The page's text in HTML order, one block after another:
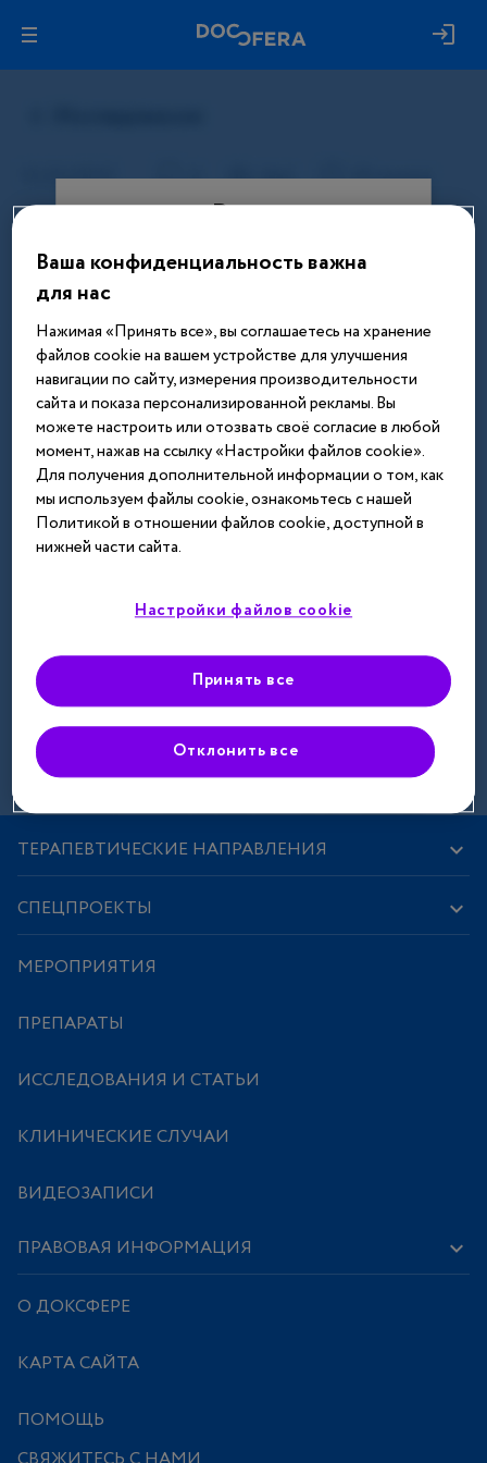
Вход
Этот материал доступен только
после авторизации. Войдите или
зарегистрируйтесь, чтобы получить
доступ ко всем материалам сайта
Введите телефон или email
Далее
Зарегистрироваться
ТЕРАПЕВТИЧЕСКИЕ НАПРАВЛЕНИЯ
СПЕЦПРОЕКТЫ
МЕРОПРИЯТИЯ
ПРЕПАРАТЫ
ИССЛЕДОВАНИЯ И СТАТЬИ
КЛИНИЧЕСКИЕ СЛУЧАИ
ВИДЕОЗАПИСИ
ПРАВОВАЯ ИНФОРМАЦИЯ
О ДОКСФЕРЕ
КАРТА САЙТА
ПОМОЩЬ
Ваша конфиденциальность важна
для нас
Нажимая «Принять все», вы соглашаетесь на хранение
файлов cookie на вашем устройстве для улучшения
навигации по сайту, измерения производительности
сайта и показа персонализированной рекламы. Вы
можете настроить или отозвать своё согласие в любой
момент, нажав на ссылку «Настройки файлов cookie».
Для получения дополнительной информации о том, как
мы используем файлы cookie, ознакомьтесь с нашей
Политикой в отношении файлов cookie, доступной в
нижней части сайта.
Настройки файлов cookie
Отклонить все
Принять все